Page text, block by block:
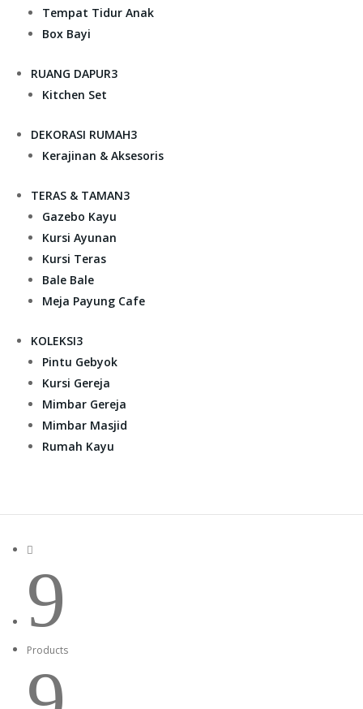
Tempat Tidur Anak
Box Bayi
RUANG DAPUR3
Kitchen Set
DEKORASI RUMAH3
Kerajinan & Aksesoris
TERAS & TAMAN3
Gazebo Kayu
Kursi Ayunan
Kursi Teras
Bale Bale
Meja Payung Cafe
KOLEKSI3
Pintu Gebyok
Kursi Gereja
Mimbar Gereja
Mimbar Masjid
Rumah Kayu

9
Products